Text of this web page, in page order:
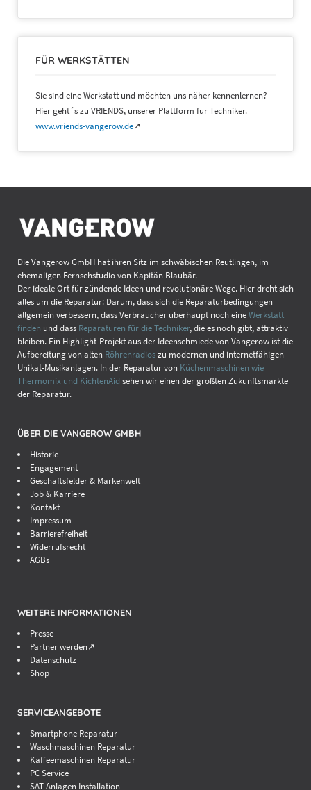
FÜR WERKSTÄTTEN
Sie sind eine Werkstatt und möchten uns näher kennenlernen?
Hier geht´s zu VRIENDS, unserer Plattform für Techniker.
www.vriends-vangerow.de↗
Die Vangerow GmbH hat ihren Sitz im schwäbischen Reutlingen, im
ehemaligen Fernsehstudio von Kapitän Blaubär.
Der ideale Ort für zündende Ideen und revolutionäre Wege. Hier dreht sich
alles um die Reparatur: Darum, dass sich die Reparaturbedingungen
allgemein verbessern, dass Verbraucher überhaupt noch eineWerkstatt
finden und dass Reparaturen für die Techniker, die es noch gibt, attraktiv
bleiben. Ein Highlight-Projekt aus der Ideenschmiede von Vangerow ist die
Aufbereitung von alten Röhrenradioszu modernen und internetfähigen
Unikat-Musikanlagen. In der Reparatur von Küchenmaschinen wie
Thermomix und KichtenAid sehen wir einen der größten Zukunftsmärkte
der Reparatur.
ÜBER DIE VANGEROW GMBH
Historie
Engagement
Geschäftsfelder & Markenwelt
Job & Karriere
Kontakt
Impressum
Barrierefreiheit
Widerrufsrecht
AGBs
WEITERE INFORMATIONEN
Presse
Partner werden↗
Datenschutz
Shop
SERVICEANGEBOTE
Smartphone Reparatur
Waschmaschinen Reparatur
Kaffeemaschinen Reparatur
PC Service
SAT Anlagen Installation